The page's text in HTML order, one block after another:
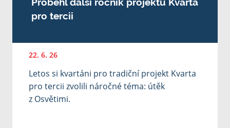
pro tercii
22. 6. 26
Letos si kvartáni pro tradiční projekt Kvarta
pro tercii zvolili náročné téma: útěk
z Osvětimi.